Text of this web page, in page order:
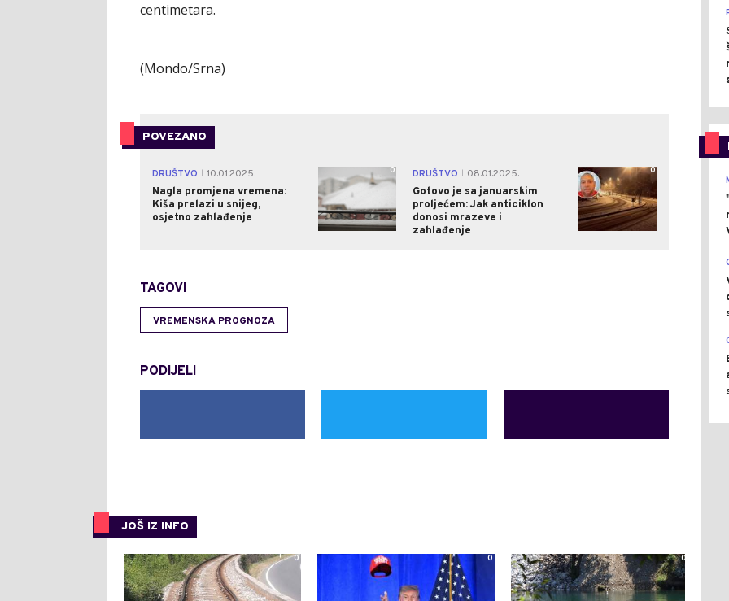
centimetara.
(Mondo/Srna)
POVEZANO
DRUŠTVO
10.01.2025.
Nagla promjena vremena:
Kiša prelazi u snijeg,
osjetno zahlađenje
0 DRUŠTVO
08.01.2025.
Gotovo je sa januarskim
proljećem: Jak anticiklon
donosi mrazeve i
zahlađenje
0
TAGOVI
VREMENSKA PROGNOZA
PODIJELI
JOŠ IZ INFO
0 0 0